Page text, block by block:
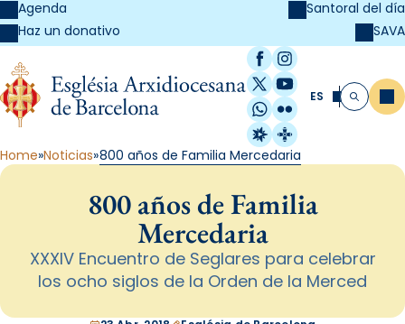
Agenda
Haz un donativo
Santoral del día
SAVA
Facebook
Instagram
X / Twitter
YouTube
WhatsApp
Flickr
Radio Estel
Catalunya
ES Buscar
Home Noticias 800 años de Familia Mercedaria
800 años de Familia
Mercedaria
XXXIV Encuentro de Seglares para celebrar
los ocho siglos de la Orden de la Merced